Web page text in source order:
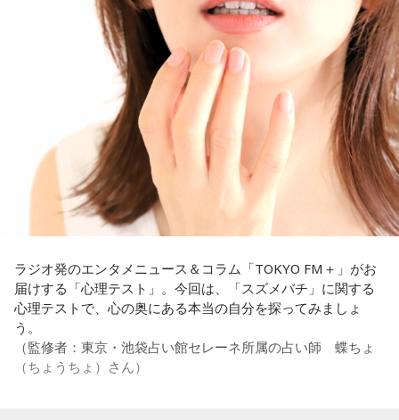
◆世界で戦うために必要な“個”の力
藤木：今回、日本代表はケガ人が続出しましたが、それでも
あの戦いができたというのは、選手層も相当厚くなったとい
うことでしょうか？
福田：そうですね。選手層は厚くなっているし、森保監督の
「誰が出ても同じような戦いができる準備をしてきた」とい
う言葉がその通りであることを、グループステージで証明で
きていたと思います。でも、そこから上に行くためには、や
っぱり“個の力”が必要だったかなと感じています。
世界で見ても、日本だけでなく主力の選手がケガする国は
多々あって、それでも勝ち上がっていく力が必要なのがW杯
なんです。そういう意味では、確かに選手層は厚くなったけ
れども、さらに“個”の力を高めながら、選手層をもっと厚くし
なきゃいけない。ベスト16・ベスト8に進む国と比べたとき
に、そこまでの選手層だったのかというと、まだまだ厚くし
ていかないとダメなのではないか、ということなんだと思い
これに対して、カミムラは「ぐりんぴーすさんが言っている
のは、1～2年目の芸人の子たちだと思うんですけど……たぶ
ん、その子たちは本当に挨拶していないと思います」と苦笑
い。有吉が「なんでなの？」と尋ねると、カミムラは「こん
なことを言うのもあれですけど、（ぐりんぴーすさんが）ど
ういう先輩か分かっていないんだと思います」と正直に語り
ます。
それを受け、有吉は「でもさ、この世界に入ったら俺だって
（若手の頃は）誰か分からない人にも一応挨拶するじゃな
い？ 何があるか分からないからさ」と持論を語ります。その
間は時代的に増えていますね」とリアルな実情を明かしま
す。
また、有吉は「吉本（興業）は縦がちゃんとしているじゃ
ん。それは養成所でもそういう教えがあるんだろうし、先輩
からも受け継がれるからだと思うんだよね」と他事務所と比
ラジオ発のエンタメニュース＆コラム「TOKYO FM＋」がお
届けする「心理テスト」。今回は、「スズメバチ」に関する
心理テストで、心の奥にある本当の自分を探ってみましょ
う。
（監修者：東京・池袋占い館セレーネ所属の占い師 蝶ちょ
（ちょうちょ）さん）